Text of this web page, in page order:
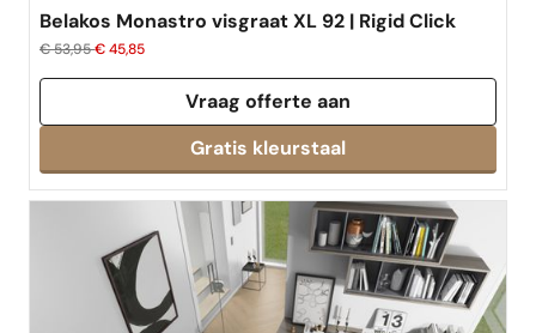
Belakos Monastro visgraat XL 92 | Rigid Click
€ 53,95€ 45,85
Vraag offerte aan